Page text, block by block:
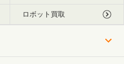
ロボット買取